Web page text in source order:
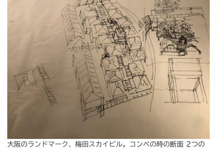
大阪のランドマーク、梅田スカイビル。コンペの時の断面 2つの